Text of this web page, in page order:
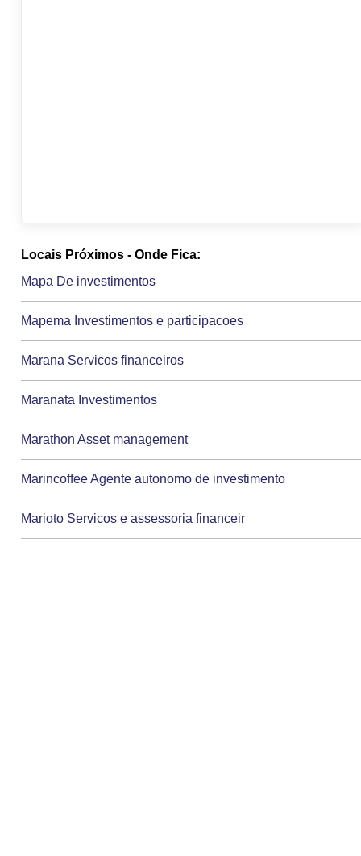
Locais Próximos - Onde Fica:
Mapa De investimentos
Mapema Investimentos e participacoes
Marana Servicos financeiros
Maranata Investimentos
Marathon Asset management
Marincoffee Agente autonomo de investimento
Marioto Servicos e assessoria financeir